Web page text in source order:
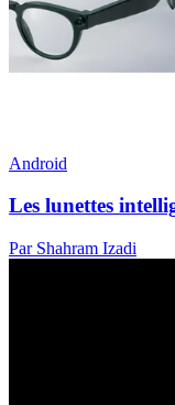
Android
Les lunettes
Par Shahram Izadi